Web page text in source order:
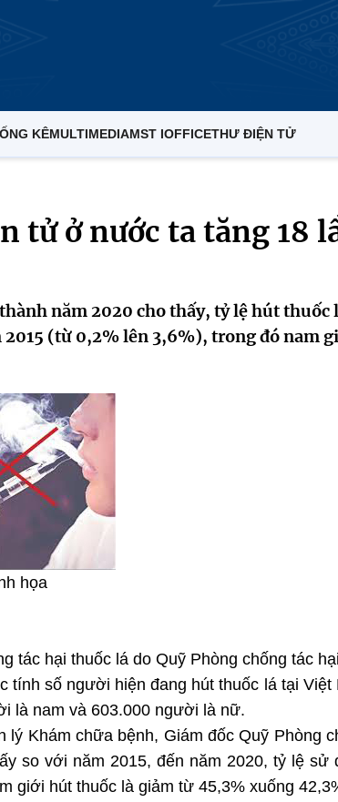
KÊMULTIMEDIAMST IOFFICETHƯ ĐIỆN TỬ
tử ở nước ta tăng 18
năm 2020 cho thấy, tỷ lệ hút thuốc
(từ 0,2% lên 3,6%), trong đó nam
họa
tác hại thuốc lá do Quỹ Phòng chống tác
số người hiện đang hút thuốc lá tại Việt
là nam và 603.000 người là nữ.
Khám chữa bệnh, Giám đốc Quỹ Phòng
so với năm 2015, đến năm 2020, tỷ lệ sử
giới hút thuốc là giảm từ 45,3% xuống